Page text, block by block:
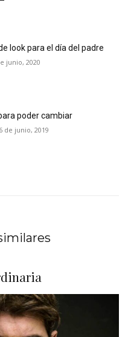
look para el día del padre
junio, 2020
poder cambiar
6 de junio, 2019